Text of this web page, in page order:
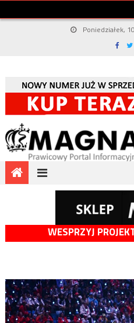
Poniedziałek,
WESPRZYJ